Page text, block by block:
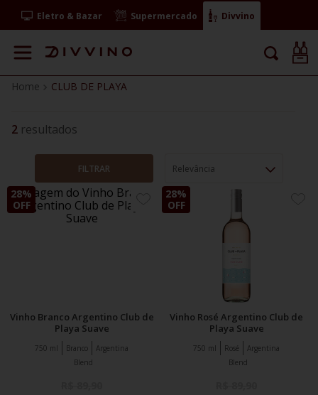
Eletro & Bazar Supermercado Divvino
CLUB DE PLAYA
2
FILTRAR Relevância
28%
OFF
ADICIONE
Vinho Branco Argentino Club de
Playa Suave
Branco Argentina
750 ml
Blend
28%
OFF
Vinho Rosé Argentino Club de
Playa Suave
Rosé Argentina
750 ml
Blend